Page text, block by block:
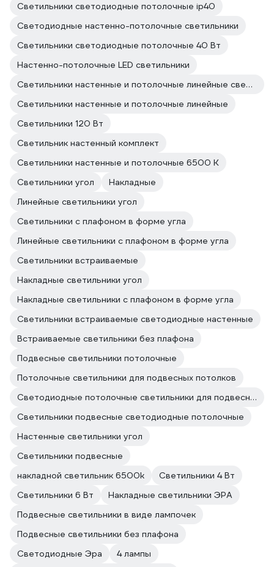
Светильники светодиодные потолочные ip40
Светодиодные настенно-потолочные светильники
Светильники светодиодные потолочные 40 Вт
Настенно-потолочные LED светильники
Светильники настенные и потолочные линейные светодиодные
Светильники настенные и потолочные линейные
Светильники 120 Вт
Светильник настенный комплект
Светильники настенные и потолочные 6500 К
Светильники угол
Накладные
Линейные светильники угол
Светильники с плафоном в форме угла
Линейные светильники с плафоном в форме угла
Светильники встраиваемые
Накладные светильники угол
Накладные светильники с плафоном в форме угла
Светильники встраиваемые светодиодные настенные
Встраиваемые светильники без плафона
Подвесные светильники потолочные
Потолочные светильники для подвесных потолков
Светодиодные потолочные светильники для подвесного потолка
Светильники подвесные светодиодные потолочные
Настенные светильники угол
Светильники подвесные
накладной светильник 6500k
Светильники 4 Вт
Светильники 6 Вт
Накладные светильники ЭРА
Подвесные светильники в виде лампочек
Подвесные светильники без плафона
Светодиодные Эра
4 лампы